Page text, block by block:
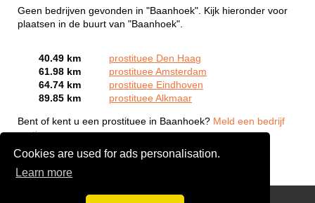
Cookies are used for ads personalisation.
Learn more
Geen bedrijven gevonden in "Baanhoek". Kijk hieronder voor
plaatsen in de buurt van "Baanhoek".
40.49 km
prostituee Den Haag
61.98 km
prostituee Amsterdam
64.74 km
prostituee Eindhoven
89.85 km
prostituee Alkmaar
Bent of kent u een prostituee in Baanhoek? Meld een bedrijf
gratis aan